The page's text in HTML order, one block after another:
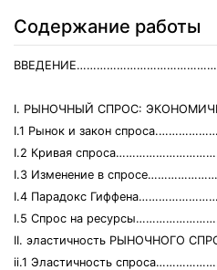
Содержание работы
I. РЫНОЧНЫЙ СПРОС:
I.1 Рынок и закон
I.2 Кривая
I.3 Изменение в
I.4 Парадокс
I.5 Спрос на
II. эластичность РЫНОЧНОГО
ii.1 Эластичность